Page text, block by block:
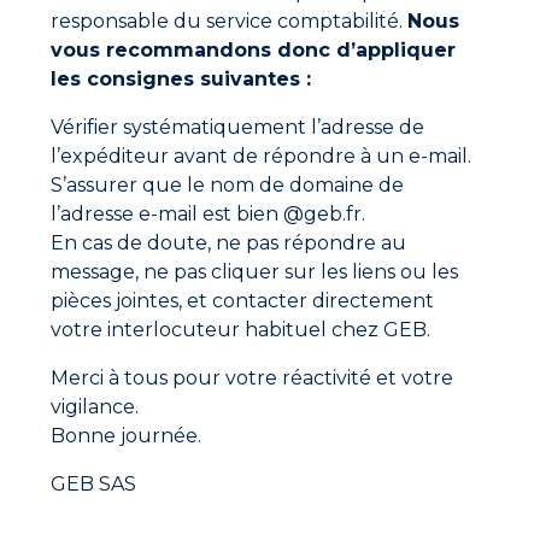
Facebook Linkedin etTikTok
Ne manquez aucune actualité
Nouveaux produits, conseils d’experts et offres
spéciales directement dans votre boîte mail.
En cliquant sur "S'inscrire", vous confirmez que vous
acceptez nos Conditions Générales d'Utilisation.
responsable du service comptabilité. Nous
vous recommandons donc d’appliquer
les consignes suivantes :
Vérifier systématiquement l’adresse de
l’expéditeur avant de répondre à un e-mail.
S’assurer que le nom de domaine de
l’adresse e-mail est bien @geb.fr.
En cas de doute, ne pas répondre au
message, ne pas cliquer sur les liens ou les
pièces jointes, et contacter directement
votre interlocuteur habituel chez GEB.
Merci à tous pour votre réactivité et votre
vigilance.
Bonne journée.
GEB SAS